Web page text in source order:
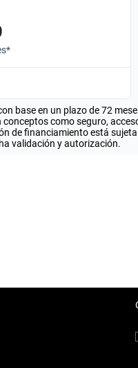
en un plazo de 72
como seguro,
de financiamiento está
validación y autorización.